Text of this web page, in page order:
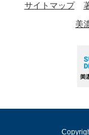
サイトマップ
美